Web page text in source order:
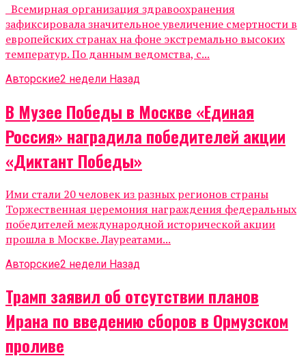
Всемирная организация здравоохранения
зафиксировала значительное увеличение смертности в
европейских странах на фоне экстремально высоких
температур. По данным ведомства, с...
Авторские2 недели Назад
В Музее Победы в Москве «Единая
Россия» наградила победителей акции
«Диктант Победы»
Ими стали 20 человек из разных регионов страны
Торжественная церемония награждения федеральных
победителей международной исторической акции
прошла в Москве. Лауреатами...
Авторские2 недели Назад
Трамп заявил об отсутствии планов
Ирана по введению сборов в Ормузском
проливе